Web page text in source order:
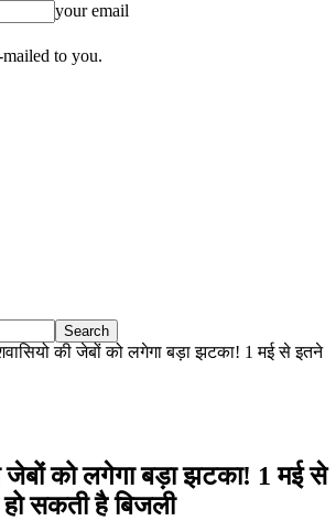
your email
to you.
की जेबों को लगेगा बड़ा झटका! 1 मई से इतने
जेबों को लगेगा बड़ा झटका! 1 मई से
सकती है बिजली